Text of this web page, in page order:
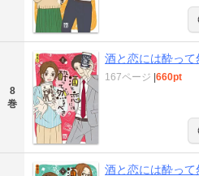
8
巻
酒と恋には酔っ
167ページ 660pt
酒と恋には酔っ